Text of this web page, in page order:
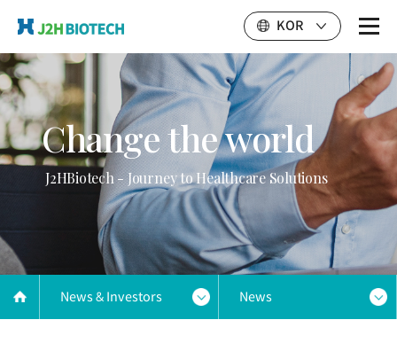
KOR
Change the world
J2HBiotech - Journey to Healthcare Solutions
News & Investors News